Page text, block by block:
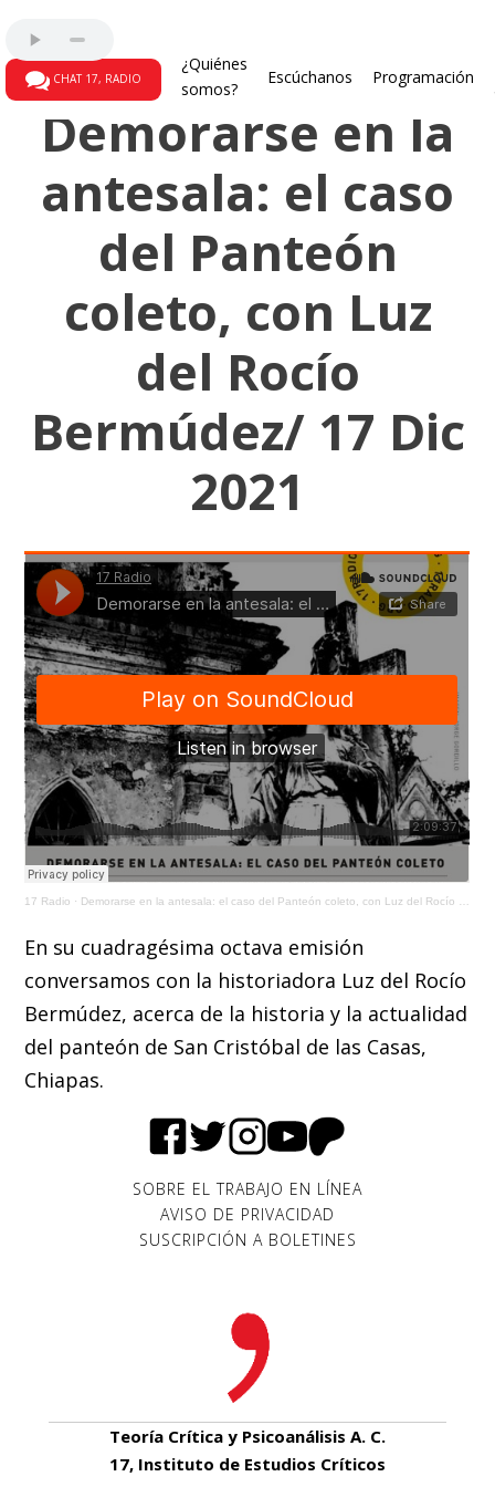
CHAT 17, RADIO
¿Quiénes
somos?
Escúchanos Programación
Demorarse en la
antesala: el caso
del Panteón
coleto, con Luz
del Rocío
Bermúdez/ 17 Dic
2021
17 Radio · Demorarse en la antesala: el caso del Panteón coleto, con Luz del Rocío Bermúdez/ 17 Dic 2021
En su cuadragésima octava emisión
conversamos con la historiadora Luz del Rocío
Bermúdez, acerca de la historia y la actualidad
del panteón de San Cristóbal de las Casas,
Chiapas.
SOBRE EL TRABAJO EN LÍNEA
AVISO DE PRIVACIDAD
SUSCRIPCIÓN A BOLETINES
Teoría Crítica y Psicoanálisis A. C.
17, Instituto de Estudios Críticos